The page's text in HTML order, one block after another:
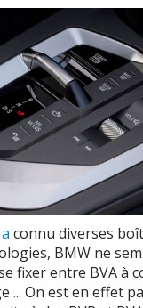
connu diverses
BMW ne
fixer entre BVA à
... On est en effet